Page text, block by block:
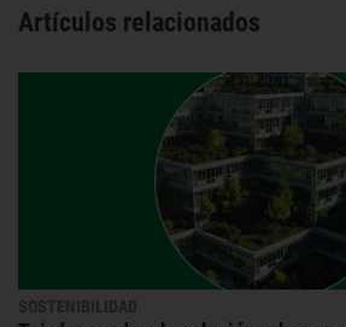
Artículos relacionados
SOSTENIBILIDAD